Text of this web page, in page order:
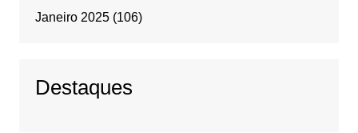
Janeiro 2025(106)
Destaques